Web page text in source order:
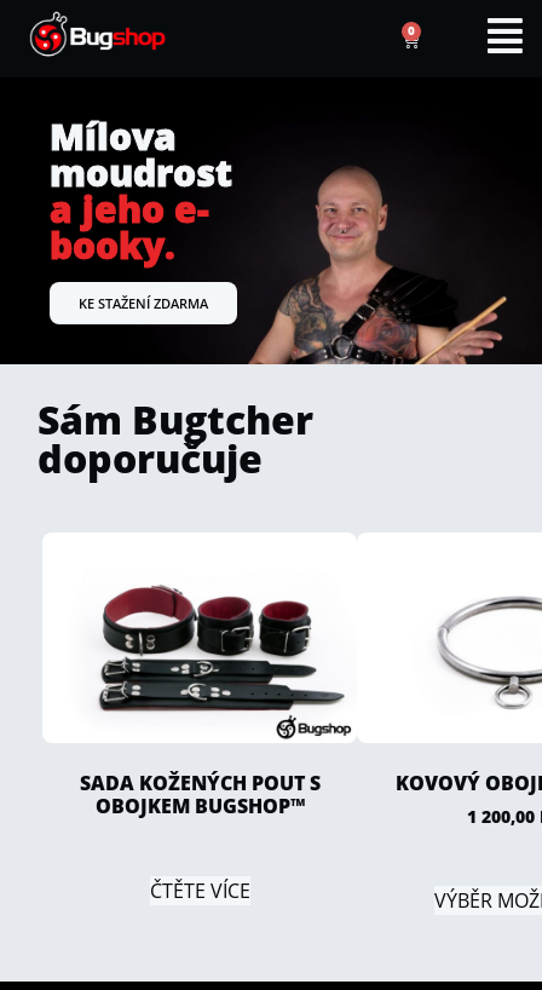
0
Mílova
moudrost
a jeho e-
booky.
KE STAŽENÍ ZDARMA
Sám Bugtcher
doporučuje
SADA KOŽENÝCH POUT S
OBOJKEM BUGSHOP™
ČTĚTE VÍCE
KOVOVÝ
1 200,00
VÝBĚR